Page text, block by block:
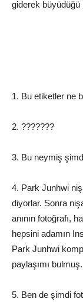
giderek büyüdüğü
1. Bu etiketler ne
2. ???????
3. Bu neymiş
4. Park Junhwi
diyorlar. Sonra
anının fotoğrafı,
hepsini adamın
Park Junhwi
paylaşımı bulmuş.
5. Ben de şimdi